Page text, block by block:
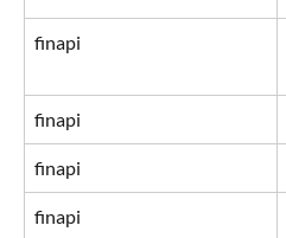
finapi
finapi
finapi
finapi